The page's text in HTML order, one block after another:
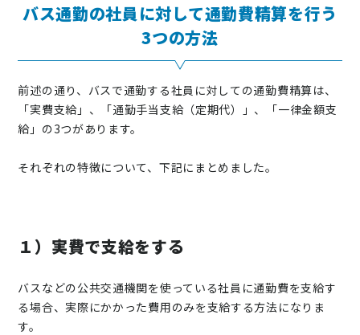
バス通勤の社員に対して通勤費精算を行う
3つの方法
前述の通り、バスで通勤する社員に対しての通勤費精算は、
「実費支給」、「通勤手当支給（定期代）」、「一律金額支
給」の3つがあります。
それぞれの特徴について、下記にまとめました。
１）実費で支給をする
バスなどの公共交通機関を使っている社員に通勤費を支給す
る場合、実際にかかった費用のみを支給する方法になりま
す。